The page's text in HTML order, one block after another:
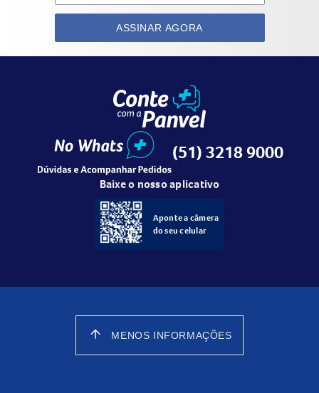
ASSINAR AGORA
(51) 3218 9000
Baixe o nosso aplicativo
Aponte a câmera
do seu celular
arrow_upward MENOS INFORMAÇÕES